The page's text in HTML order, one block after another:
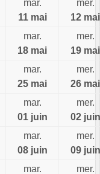
mar.
11 mai
mer.
12 mai
mar.
18 mai
mer.
19 mai
mar.
25 mai
mer.
26 mai
mar.
01 juin
mer.
02 juin
mar.
08 juin
mer.
09 juin
mar. mer.